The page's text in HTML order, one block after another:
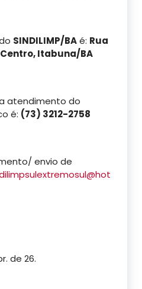
SINDILIMP/BAé: Rua
Itabuna/BA
atendimento do
é: (73) 3212-2758
envio de
de 26.